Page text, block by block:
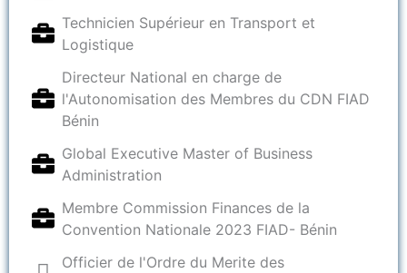
Technicien Supérieur en Transport et
Logistique
Directeur National en charge de
l'Autonomisation des Membres du CDN FIAD
Bénin
Global Executive Master of Business
Administration
Membre Commission Finances de la
Convention Nationale 2023 FIAD- Bénin
Officier de l'Ordre du Merite des